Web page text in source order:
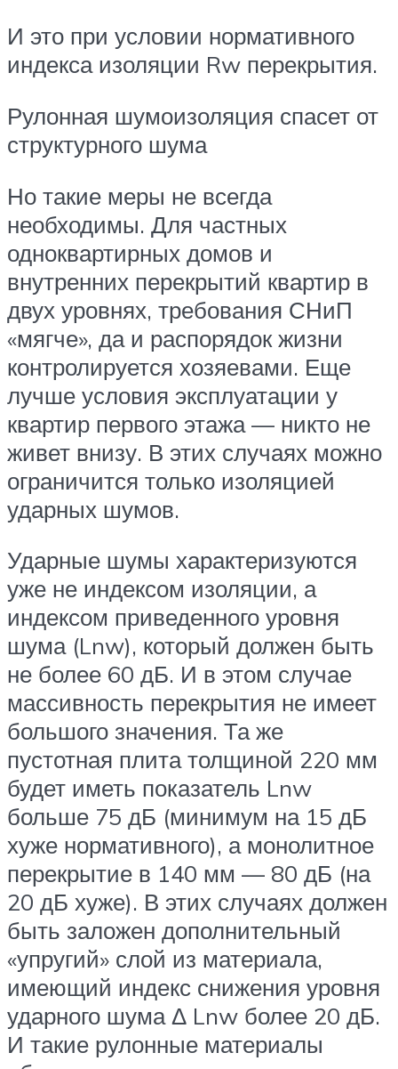
И это при условии нормативного
индекса изоляции Rw перекрытия.
Рулонная шумоизоляция спасет от
структурного шума
Но такие меры не всегда
необходимы. Для частных
одноквартирных домов и
внутренних перекрытий квартир в
двух уровнях, требования СНиП
«мягче», да и распорядок жизни
контролируется хозяевами. Еще
лучше условия эксплуатации у
квартир первого этажа — никто не
живет внизу. В этих случаях можно
ограничится только изоляцией
ударных шумов.
Ударные шумы характеризуются
уже не индексом изоляции, а
индексом приведенного уровня
шума (Lnw), который должен быть
не более 60 дБ. И в этом случае
массивность перекрытия не имеет
большого значения. Та же
пустотная плита толщиной 220 мм
будет иметь показатель Lnw
больше 75 дБ (минимум на 15 дБ
хуже нормативного), а монолитное
перекрытие в 140 мм — 80 дБ (на
20 дБ хуже). В этих случаях должен
быть заложен дополнительный
«упругий» слой из материала,
имеющий индекс снижения уровня
ударного шума Δ Lnw более 20 дБ.
И такие рулонные материалы